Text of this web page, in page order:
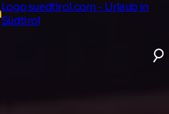
Logo suedtirol.com - Urlaub in
Südtirol